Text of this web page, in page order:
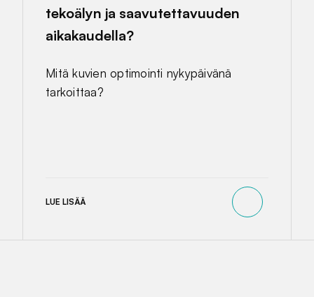
tekoälyn ja saavutettavuuden
aikakaudella?
Mitä kuvien optimointi nykypäivänä
tarkoittaa?
LUE LISÄÄ